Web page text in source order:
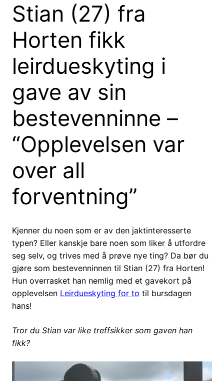
Stian (27) fra
Horten fikk
leirdueskyting i
gave av sin
bestevenninne –
“Opplevelsen var
over all
forventning”
Kjenner du noen som er av den jaktinteresserte
typen? Eller kanskje bare noen som liker å utfordre
seg selv, og trives med å prøve nye ting? Da bør du
gjøre som bestevenninnen til Stian (27) fra Horten!
Hun overrasket han nemlig med et gavekort på
opplevelsen Leirdueskyting for to til bursdagen
hans!
Tror du Stian var like treffsikker som gaven han
fikk?